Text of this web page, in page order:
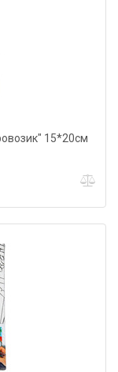
15*20см